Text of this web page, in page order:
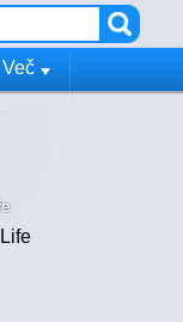
Več